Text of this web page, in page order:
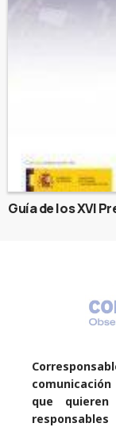
Guía de los XVI
que